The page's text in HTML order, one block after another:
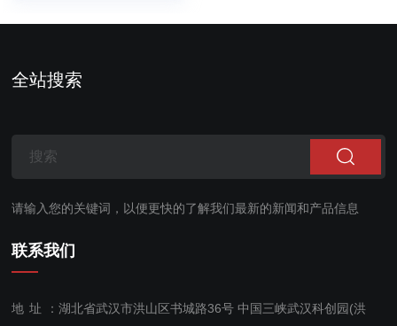
和自主设计的长光程气体
全站搜索
请输入您的关键词，以便更快的了解我们最新的新闻和产品信息
联系我们
地址： 湖北省武汉市洪山区书城路36号 中国三峡武汉科创园(洪